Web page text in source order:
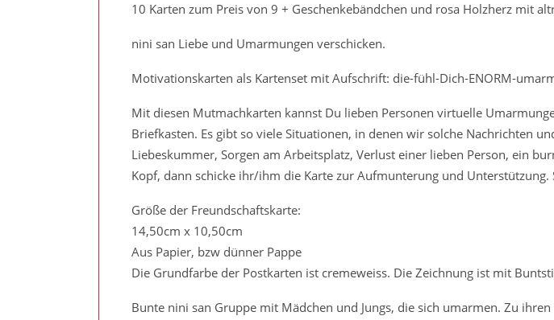
10 Karten zum Preis von 9 + Geschenkebändchen und rosa Holzherz mit
nini san Liebe und Umarmungen verschicken.
Motivationskarten als Kartenset mit Aufschrift: die-fühl-Dich-ENORM-
Mit diesen Mutmachkarten kannst Du lieben Personen virtuelle
Briefkasten. Es gibt so viele Situationen, in denen wir solche Nachrichten
Liebeskummer, Sorgen am Arbeitsplatz, Verlust einer lieben Person, ein
Kopf, dann schicke ihr/ihm die Karte zur Aufmunterung und
Größe der Freundschaftskarte:
14,50cm x 10,50cm
Aus Papier, bzw dünner Pappe
Die Grundfarbe der Postkarten ist cremeweiss. Die Zeichnung ist mit
Bunte nini san Gruppe mit Mädchen und Jungs, die sich umarmen. Zu